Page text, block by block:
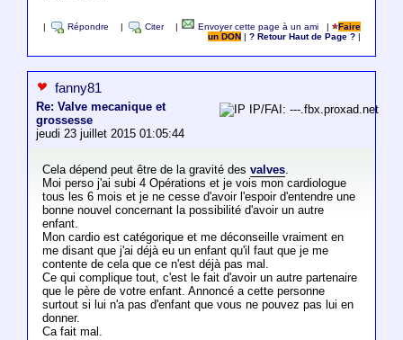
Répondre Citer Envoyer cette page à un ami |
Faire
un DON
|? Retour Haut de Page ?
fanny81
Re: Valve mecanique et
grossesse
jeudi 23 juillet 2015 01:05:44
IP/FAI: ---.fbx.proxad.net
Cela dépend peut être de la gravité des valves.
Moi perso j'ai subi 4 Opérations et je vois mon cardiologue
tous les 6 mois et je ne cesse d'avoir l'espoir d'entendre une
bonne nouvel concernant la possibilité d'avoir un autre
enfant.
Mon cardio est catégorique et me déconseille vraiment en
me disant que j'ai déjà eu un enfant qu'il faut que je me
contente de cela que ce n'est déjà pas mal.
Ce qui complique tout, c'est le fait d'avoir un autre partenaire
que le père de votre enfant. Annoncé a cette personne
surtout si lui n'a pas d'enfant que vous ne pouvez pas lui en
donner.
Ca fait mal.